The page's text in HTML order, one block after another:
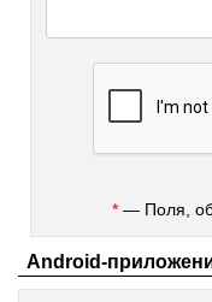
* — Поля,
Android-